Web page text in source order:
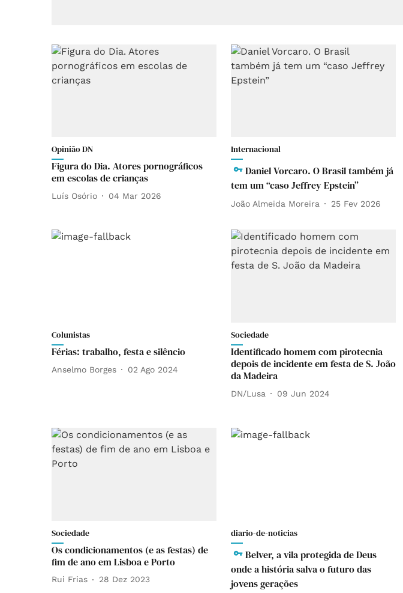
Opinião DN
Figura do Dia. Atores pornográficos
em escolas de crianças
Luís Osório 04 Mar 2026
Internacional
Daniel Vorcaro. O Brasil também já
tem um “caso Jeffrey Epstein”
João Almeida Moreira 25 Fev 2026
Colunistas
Férias: trabalho, festa e silêncio
Anselmo Borges 02 Ago 2024
Sociedade
Identificado homem com pirotecnia
depois de incidente em festa de S. João
da Madeira
DN/Lusa 09 Jun 2024
Sociedade
Os condicionamentos (e as festas) de
fim de ano em Lisboa e Porto
Rui Frias 28 Dez 2023
diario-de-noticias
Belver, a vila protegida de Deus
onde a história salva o futuro das
jovens gerações